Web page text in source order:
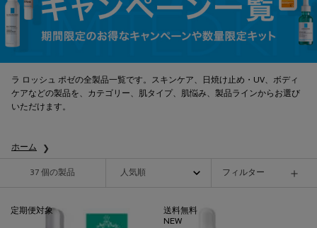
ラ ロッシュ ポゼの全製品一覧です。スキンケア、日焼け止め・UV、ボディ
ケアなどの製品を、カテゴリー、肌タイプ、肌悩み、製品ラインからお選び
いただけます。
ホーム
37 個の製品 フィルター
フィルターメニュー
定期便対象
送料無料
NEW